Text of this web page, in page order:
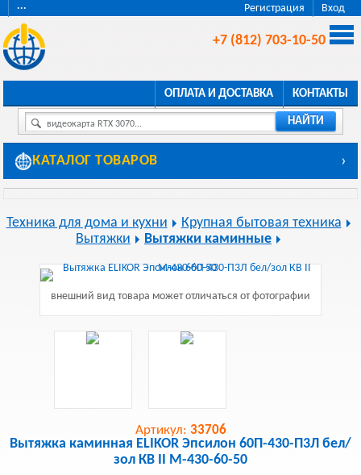
Регистрация Вход
···
+7 (812) 703-10-50
ОПЛАТА И ДОСТАВКА КОНТАКТЫ
видеокарта RTX 3070... НАЙТИ
КАТАЛОГ ТОВАРОВ ›
Техника для дома и кухни
Крупная бытовая техника
Вытяжки
Вытяжки каминные
внешний вид товара может отличаться от фотографии
Артикул: 33706
Вытяжка каминная ELIKOR Эпсилон 60П-430-П3Л бел/
зол КВ II М-430-60-50